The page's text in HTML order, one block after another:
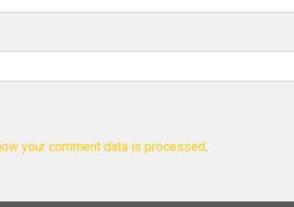
your comment data is processed.